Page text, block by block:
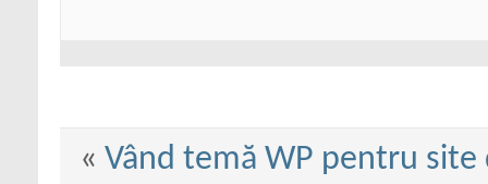
« Vând temă WP pentru